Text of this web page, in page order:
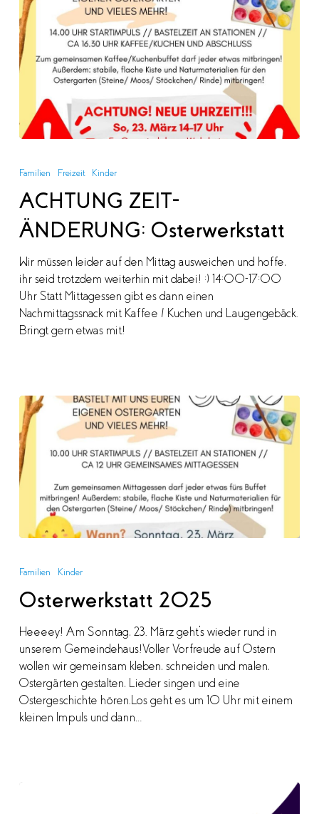
ÄNDERUNG:
Osterwerkstatt
Familien Freizeit Kinder
ACHTUNG ZEIT-
ÄNDERUNG: Osterwerkstatt
Wir müssen leider auf den Mittag ausweichen und hoffe,
ihr seid trotzdem weiterhin mit dabei! :) 14:00-17:00
Uhr Statt Mittagessen gibt es dann einen
Nachmittagssnack mit Kaffee / Kuchen und Laugengebäck.
Bringt gern etwas mit!
Familien Kinder
Osterwerkstatt 2025
Heeeey! Am Sonntag, 23. März geht's wieder rund in
unserem Gemeindehaus!Voller Vorfreude auf Ostern
wollen wir gemeinsam kleben, schneiden und malen,
Ostergärten gestalten, Lieder singen und eine
Ostergeschichte hören.Los geht es um 10 Uhr mit einem
kleinen Impuls und dann…